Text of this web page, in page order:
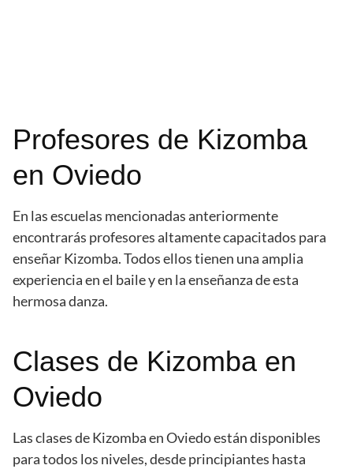
Profesores de Kizomba
en Oviedo
En las escuelas mencionadas anteriormente
encontrarás profesores altamente capacitados para
enseñar Kizomba. Todos ellos tienen una amplia
experiencia en el baile y en la enseñanza de esta
hermosa danza.
Clases de Kizomba en
Oviedo
Las clases de Kizomba en Oviedo están disponibles
para todos los niveles, desde principiantes hasta